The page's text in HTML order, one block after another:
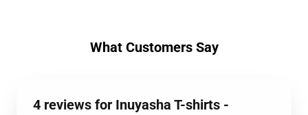
What Customers Say
4 reviews for Inuyasha T-shirts -